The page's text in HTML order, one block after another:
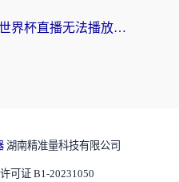
在澳大利亚看抖音世界杯直播无法播放？海外党体育观赛终极指南来了！
湖南精准量科技有限公司
可证 B1-20231050